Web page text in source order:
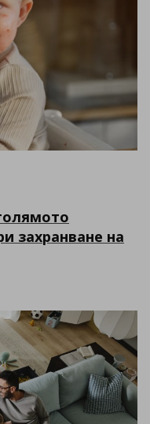
захранване на